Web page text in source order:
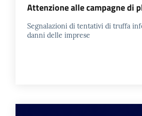
Attenzione alle campagne di
Segnalazioni di tentativi di truffa
danni delle imprese